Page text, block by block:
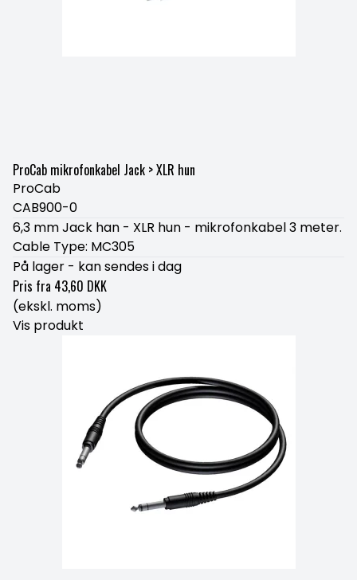
ProCab mikrofonkabel Jack > XLR hun
ProCab
CAB900-0
6,3 mm Jack han - XLR hun - mikrofonkabel 3 meter.
Cable Type: MC305
På lager - kan sendes i dag
Pris fra 43,60 DKK
(ekskl. moms)
Vis produkt